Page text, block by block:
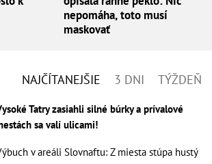
nepomáha, toto musí
maskovať
NAJČÍTANEJŠIE 3 DNI TÝŽDEŇ
Tatry zasiahli silné búrky a prívalové
sa valí ulicami!
v areáli Slovnaftu: Z miesta stúpa hustý